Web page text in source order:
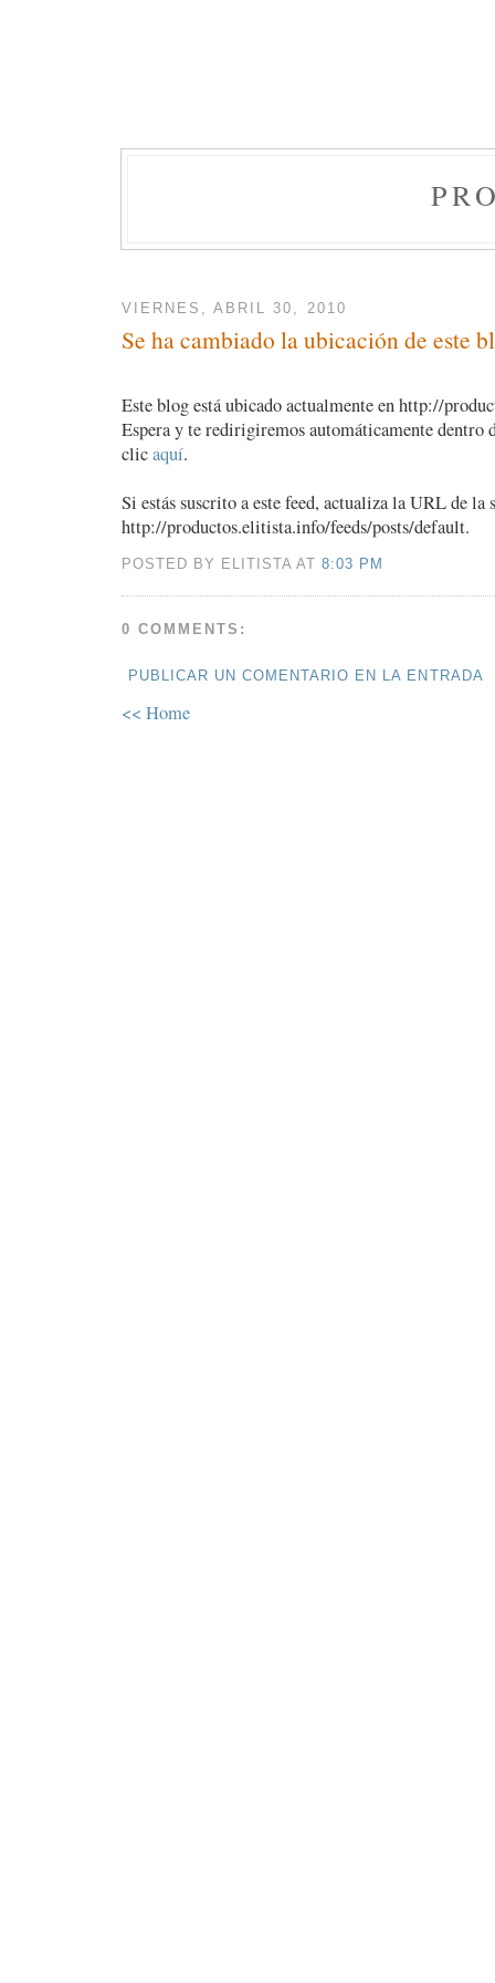
VIERNES, ABRIL 30, 2010
Se ha cambiado la ubicación de este
Este blog está ubicado actualmente en http://
Espera y te redirigiremos automáticamente dentro
clicaquí.
Si estás suscrito a este feed, actualiza la URL de la
http://productos.elitista.info/feeds/posts/default.
POSTED BY ELITISTA AT8:03 PM
0 COMMENTS:
PUBLICAR UN COMENTARIO EN LA ENTRADA
<< Home